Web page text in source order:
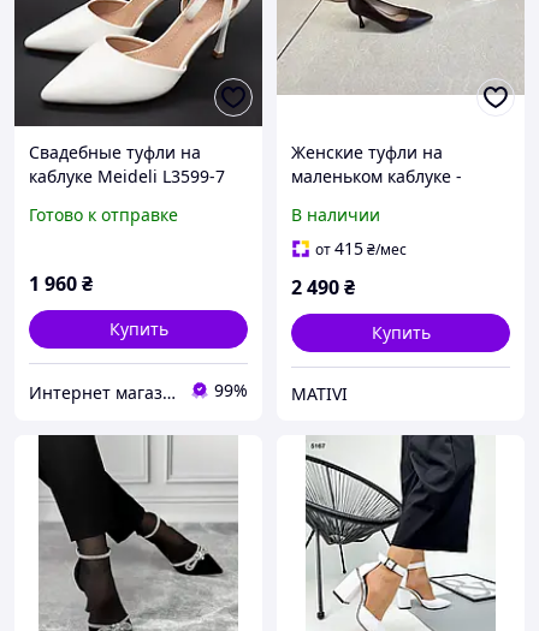
Свадебные туфли на
каблуке Meideli L3599-7
наличии: 36, 38, 39.
Готово к отправке
1 960₴
Купить
Интернет магазин обуви I love my shoes 99%
Женские туфли на
маленьком каблуке -
день
В наличии
от415₴/мес
2 490₴
Купить
MATIVI